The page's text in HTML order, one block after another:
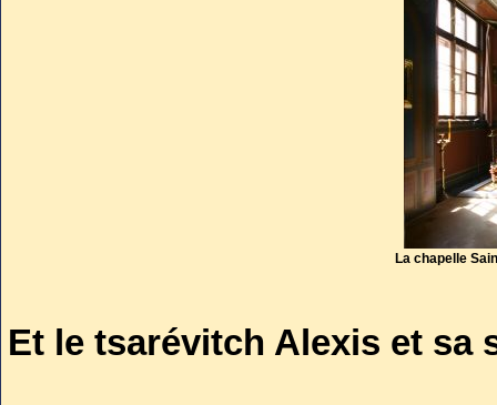
Et le tsarévitch Alexis et sa
La chapelle